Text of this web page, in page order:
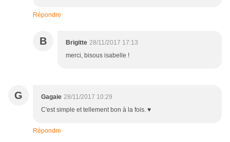
Répondre
B Brigitte 28/11/2017 17:13
merci, bisous isabelle !
G Gagaie 28/11/2017 10:29
C'est simple et tellement bon à la fois. ♥
Répondre